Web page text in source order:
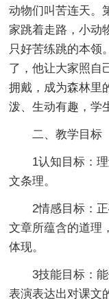
动物们叫苦连天。
家跳着走路，小动
只好苦练跳的本领
了，他让大家照自
拥戴，成为森林里
泼、生动有趣，学
二、教学目标
1认知目标：
文条理。
2情感目标：
文章所蕴含的道理
体现。
3技能目标：
表演表达出对课文